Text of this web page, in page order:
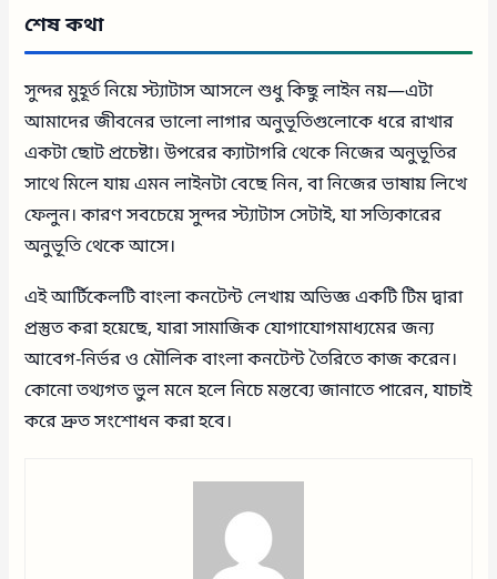
শেষ কথা
সুন্দর মুহূর্ত নিয়ে স্ট্যাটাস আসলে শুধু কিছু লাইন নয়—এটা
আমাদের জীবনের ভালো লাগার অনুভূতিগুলোকে ধরে রাখার
একটা ছোট প্রচেষ্টা। উপরের ক্যাটাগরি থেকে নিজের অনুভূতির
সাথে মিলে যায় এমন লাইনটা বেছে নিন, বা নিজের ভাষায় লিখে
ফেলুন। কারণ সবচেয়ে সুন্দর স্ট্যাটাস সেটাই, যা সত্যিকারের
অনুভূতি থেকে আসে।
এই আর্টিকেলটি বাংলা কনটেন্ট লেখায় অভিজ্ঞ একটি টিম দ্বারা
প্রস্তুত করা হয়েছে, যারা সামাজিক যোগাযোগমাধ্যমের জন্য
আবেগ-নির্ভর ও মৌলিক বাংলা কনটেন্ট তৈরিতে কাজ করেন।
কোনো তথ্যগত ভুল মনে হলে নিচে মন্তব্যে জানাতে পারেন, যাচাই
করে দ্রুত সংশোধন করা হবে।